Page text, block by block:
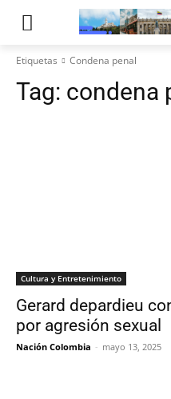
Etiquetas Condena penal
Tag: condena
Cultura y Entretenimiento
Gerard depardieu
por agresión sexual
Nación Colombia - mayo 13, 2025